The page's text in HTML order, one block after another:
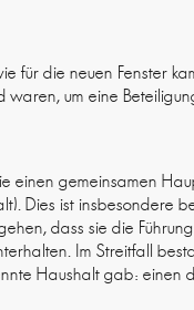
für die neuen Fenster
waren, um eine
einen gemeinsamen
Dies ist insbesondere
dass sie die
Im Streitfall
Haushalt gab: einen